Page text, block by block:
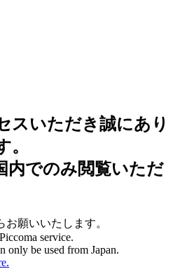
スいただき誠にあり
内でのみ閲覧いただ
お願いいたします。
service.
only be used from Japan.